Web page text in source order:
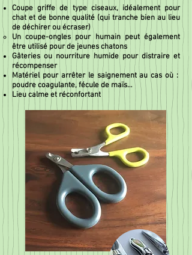
Coupe griffe de type ciseaux, idéalement pour
chat et de bonne qualité (qui tranche bien au lieu
de déchirer ou écraser)
Un coupe-ongles pour humain peut également
être utilisé pour de jeunes chatons
Gâteries ou nourriture humide pour distraire et
récompenser
Matériel pour arrêter le saignement au cas où :
poudre coagulante, fécule de maïs…
Lieu calme et réconfortant